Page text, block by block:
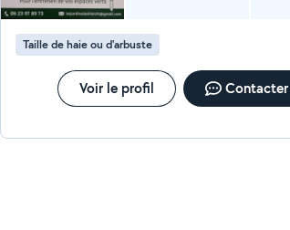
Taille de haie ou d'arbuste
Voir le profil Contacter